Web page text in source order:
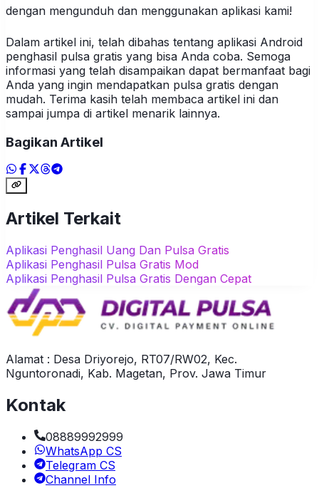
dengan mengunduh dan menggunakan aplikasi kami!
Dalam artikel ini, telah dibahas tentang aplikasi Android
penghasil pulsa gratis yang bisa Anda coba. Semoga
informasi yang telah disampaikan dapat bermanfaat bagi
Anda yang ingin mendapatkan pulsa gratis dengan
mudah. Terima kasih telah membaca artikel ini dan
sampai jumpa di artikel menarik lainnya.
Bagikan Artikel
Artikel Terkait
Aplikasi Penghasil Uang Dan Pulsa Gratis
Aplikasi Penghasil Pulsa Gratis Mod
Aplikasi Penghasil Pulsa Gratis Dengan Cepat
Alamat : Desa Driyorejo, RT07/RW02, Kec.
Nguntoronadi, Kab. Magetan, Prov. Jawa Timur
Kontak
08889992999
WhatsApp CS
Telegram CS
Channel Info